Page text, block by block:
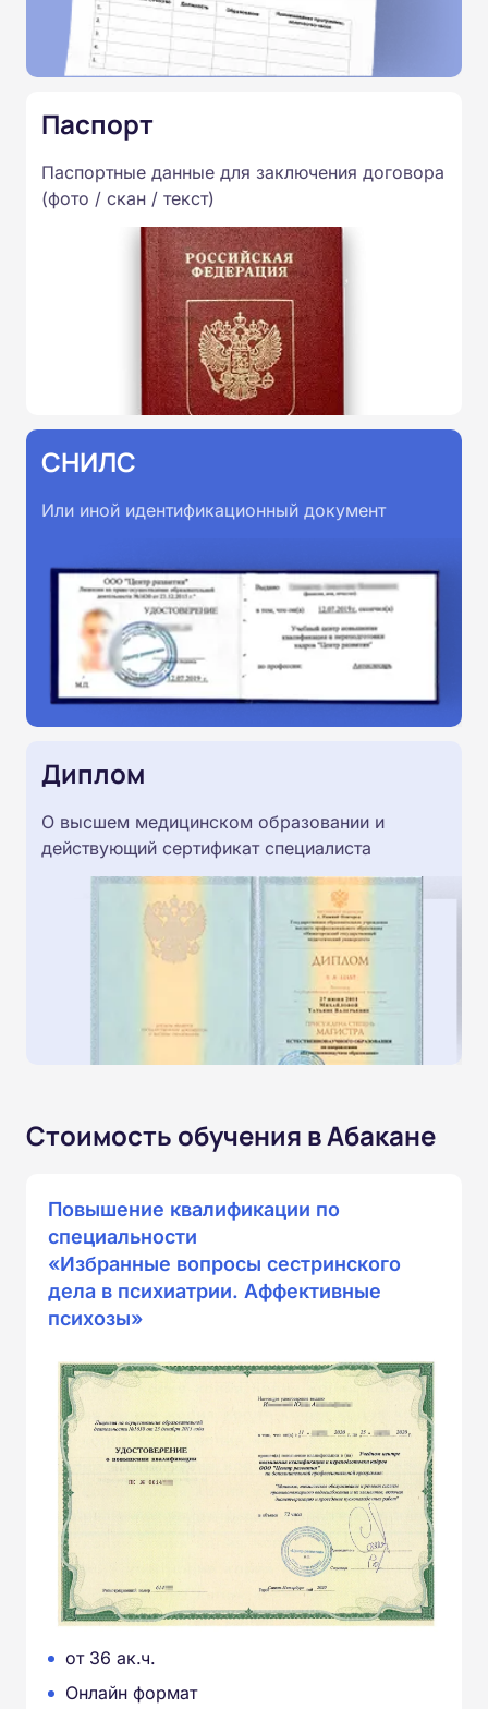
Паспорт
Паспортные данные для заключения договора
(фото / скан / текст)
СНИЛС
Или иной идентификационный документ
Диплом
О высшем медицинском образовании и
действующий сертификат специалиста
Стоимость обучения в Абакане
Повышение квалификации по
специальности
«Избранные вопросы сестринского
дела в психиатрии. Аффективные
психозы»
от 36 ак.ч.
Онлайн формат